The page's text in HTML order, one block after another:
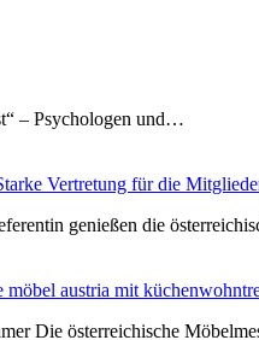
– Psychologen und…
Vertretung für die
genießen die
möbel austria mit
Die österreichische